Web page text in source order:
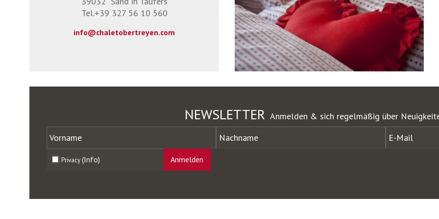
Tel.+39 327 56 10 560
info@chaletobertreyen.com
NEWSLETTER Anmelden & sich regelmäßig über
Privacy(Info) Anmelden